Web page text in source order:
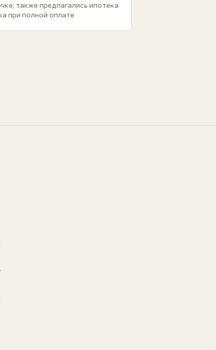
также предлагались ипотека
при полной оплате